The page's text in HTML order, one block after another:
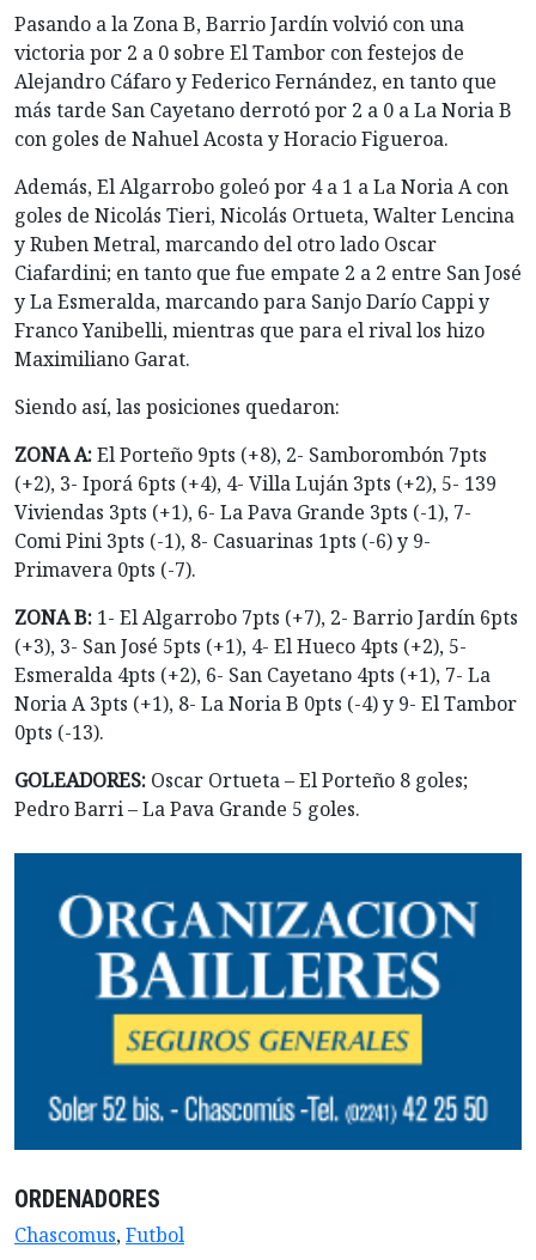
Pasando a la Zona B, Barrio Jardín volvió con una
victoria por 2 a 0 sobre El Tambor con festejos de
Alejandro Cáfaro y Federico Fernández, en tanto que
más tarde San Cayetano derrotó por 2 a 0 a La Noria B
con goles de Nahuel Acosta y Horacio Figueroa.
Además, El Algarrobo goleó por 4 a 1 a La Noria A con
goles de Nicolás Tieri, Nicolás Ortueta, Walter Lencina
y Ruben Metral, marcando del otro lado Oscar
Ciafardini; en tanto que fue empate 2 a 2 entre San José
y La Esmeralda, marcando para Sanjo Darío Cappi y
Franco Yanibelli, mientras que para el rival los hizo
Maximiliano Garat.
Siendo así, las posiciones quedaron:
ZONA A:El Porteño 9pts (+8), 2- Samborombón 7pts
(+2), 3- Iporá 6pts (+4), 4- Villa Luján 3pts (+2), 5- 139
Viviendas 3pts (+1), 6- La Pava Grande 3pts (-1), 7-
Comi Pini 3pts (-1), 8- Casuarinas 1pts (-6) y 9-
Primavera 0pts (-7).
ZONA B: 1- El Algarrobo 7pts (+7), 2- Barrio Jardín 6pts
(+3), 3- San José 5pts (+1), 4- El Hueco 4pts (+2), 5-
Esmeralda 4pts (+2), 6- San Cayetano 4pts (+1), 7- La
Noria A 3pts (+1), 8- La Noria B 0pts (-4) y 9- El Tambor
0pts (-13).
GOLEADORES: Oscar Ortueta – El Porteño 8 goles;
Pedro Barri – La Pava Grande 5 goles.
ORDENADORES
Chascomus,Futbol